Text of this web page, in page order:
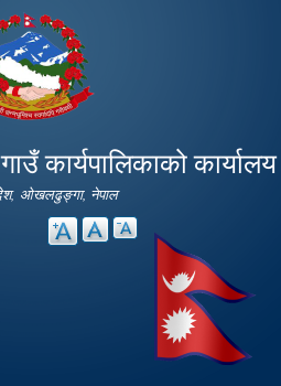
कार्यपालिकाको कार्यालय
ओखलढुङ्गा, नेपाल